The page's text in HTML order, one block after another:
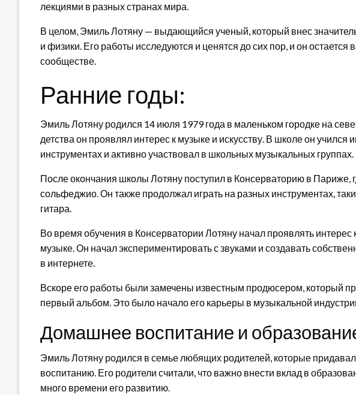
лекциями в разных странах мира.
В целом, Эмиль Лотяну — выдающийся ученый, который внес
и физики. Его работы исследуются и ценятся до сих пор, и он
сообществе.
Ранние годы:
Эмиль Лотяну родился 14 июля 1979 года в маленьком городке на
детства он проявлял интерес к музыке и искусству. В школе он учился
инструментах и активно участвовал в школьных музыкальных группах.
После окончания школы Лотяну поступил в Консерваторию в Париже,
сольфеджио. Он также продолжал играть на разных инструментах,
гитара.
Во время обучения в Консерватории Лотяну начал проявлять интерес
музыке. Он начал экспериментировать с звуками и создавать
в интернете.
Вскоре его работы были замечены известным продюсером, который
первый альбом. Это было начало его карьеры в музыкальной
Домашнее воспитание и
Эмиль Лотяну родился в семье любящих родителей, которые
воспитанию. Его родители считали, что важно внести вклад в
много времени его развитию.